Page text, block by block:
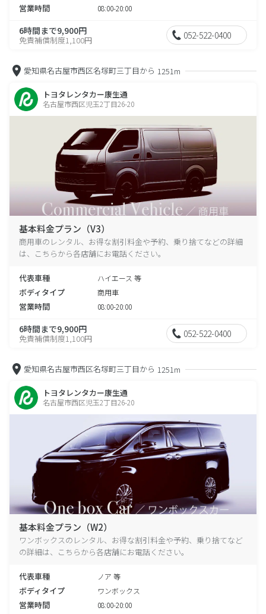
営業時間 08:00-20:00
6時間まで9,900円
免責補償制度1,100円 052-522-0400
愛知県名古屋市西区名塚町三丁目から 1251m
トヨタレンタカー康生通
名古屋市西区児玉2丁目26-20
基本料金プラン（V3）
商用車のレンタル、お得な割引料金や予約、乗り捨てなどの詳細
は、こちらから各店舗にお電話ください。
代表車種 ハイエース 等
ボディタイプ 商用車
営業時間 08:00-20:00
6時間まで9,900円
免責補償制度1,100円 052-522-0400
愛知県名古屋市西区名塚町三丁目から 1251m
トヨタレンタカー康生通
名古屋市西区児玉2丁目26-20
基本料金プラン（W2）
ワンボックスのレンタル、お得な割引料金や予約、乗り捨てなど
の詳細は、こちらから各店舗にお電話ください。
代表車種 ノア 等
ボディタイプ ワンボックス
営業時間 08:00-20:00